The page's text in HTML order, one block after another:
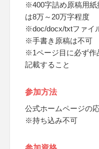
※400字詰め原稿用紙
は8万～20万字程度
※doc/docx/txtファイ
※手書き原稿は不可
※1ページ目に必ず作
記載すること
参加方法
公式ホームページの
※持ち込み不可